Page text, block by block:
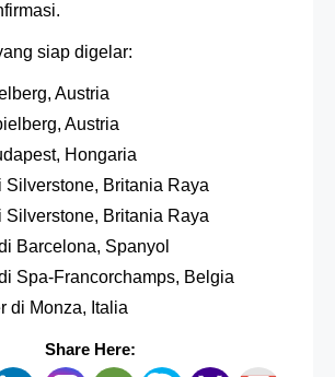
siap digelar:
Austria
Austria
Hongaria
Silverstone, Britania Raya
Silverstone, Britania Raya
Barcelona, Spanyol
Spa-Francorchamps, Belgia
di Monza, Italia
Share Here: